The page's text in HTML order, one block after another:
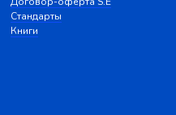
Стандарты
Книги